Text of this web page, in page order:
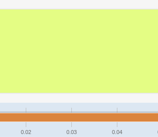
0.02 0.03 0.04